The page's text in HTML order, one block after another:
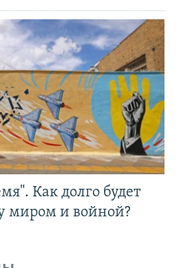
Как долго будет
миром и войной?